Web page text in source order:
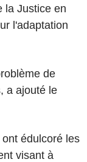
la Justice en
l'adaptation
de
a ajouté le
édulcoré les
visant à